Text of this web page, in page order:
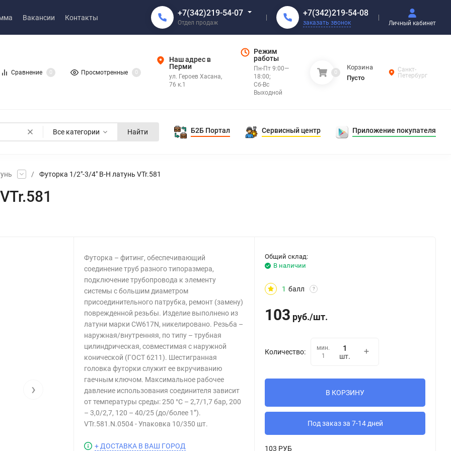
Вакансии Контакты +7(342)219-54-07
Отдел продаж
+7(342)219-54-08
заказать звонок Личный кабинет
Сравнение 0 Просмотренные 0
Наш адрес в
Перми
ул. Героев Хасана,
76 к.1
Режим
работы
Пн-Пт 9:00—
18:00;
Сб-Вс
Выходной
0
Корзина
Пусто
Санкт-
Петербург
Все категории Найти Б2Б Портал Сервисный центр Приложение покупателя
/ Футорка 1/2"-3/4" В-Н латунь VTr.581
›
Футорка – фитинг, обеспечивающий
соединение труб разного типоразмера,
подключение трубопровода к элементу
системы с большим диаметром
присоединительного патрубка, ремонт (замену)
поврежденной резьбы. Изделие выполнено из
латуни марки CW617N, никелировано. Резьба –
наружная/внутренняя, по типу – трубная
цилиндрическая, совместимая с наружной
конической (ГОСТ 6211). Шестигранная
головка футорки служит ее вкручиванию
гаечным ключом. Максимальное рабочее
давление использования соединителя зависит
от температуры среды: 250 °С – 2,7/1,7 бар, 200
– 3,0/2,7, 120 – 40/25 (до/более 1”).
VTr.581.N.0504 - Упаковка 10/350 шт.
+ ДОСТАВКА В ВАШ ГОРОД
Общий склад:
В наличии
1 балл ?
103 руб./шт.
Количество:
мин.
1
шт.
В КОРЗИНУ
Под заказ за 7-14 дней
103 РУБ